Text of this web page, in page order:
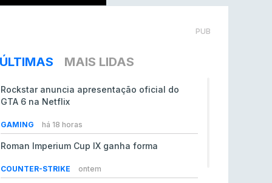
PUB
ÚLTIMAS MAIS LIDAS
Rockstar anuncia apresentação oficial do
GTA 6 na Netflix
GAMING há 18 horas
Roman Imperium Cup IX ganha forma
COUNTER-STRIKE ontem